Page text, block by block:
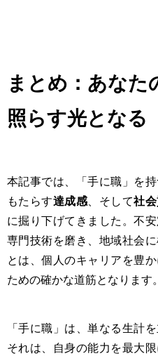
まとめ：あなた
照らす光となる
本記事では、「手に職」を
もたらす達成感、そして社
に掘り下げてきました。不
専門技術を磨き、地域社会
とは、個人のキャリアを豊
ための確かな道筋となります。
「手に職」は、単なる生計
それは、自身の能力を最大